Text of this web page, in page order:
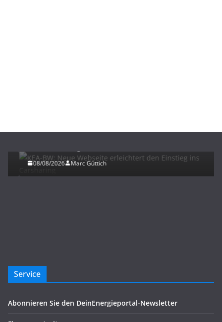
08/08/2026 Marc Güttich
Service
Abonnieren Sie den DeinEnergieportal-Newsletter